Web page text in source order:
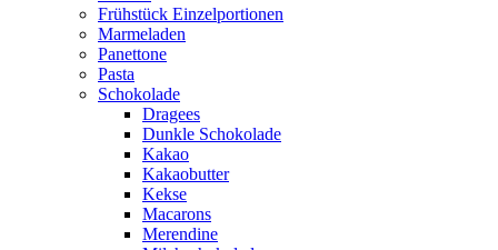
Frühstück Einzelportionen
Marmeladen
Panettone
Pasta
Schokolade
Dragees
Dunkle Schokolade
Kakao
Kakaobutter
Kekse
Macarons
Merendine